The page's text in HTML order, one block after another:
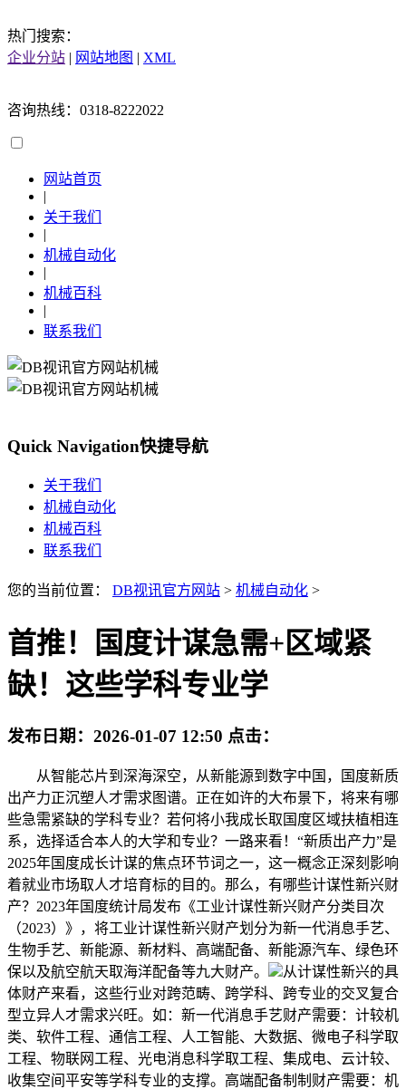
热门搜索：
企业分站 | 网站地图 | XML
咨询热线：0318-8222022
网站首页
|
关于我们
|
机械自动化
|
机械百科
|
联系我们
Quick Navigation快捷导航
关于我们
机械自动化
机械百科
联系我们
您的当前位置： DB视讯官方网站 > 机械自动化 >
首推！国度计谋急需+区域紧
缺！这些学科专业学
发布日期： 2026-01-07 12:50 点击：
从智能芯片到深海深空，从新能源到数字中国，国度新质
出产力正沉塑人才需求图谱。正在如许的大布景下，将来有哪
些急需紧缺的学科专业？若何将小我成长取国度区域扶植相连
系，选择适合本人的大学和专业？一路来看！“新质出产力”是
2025年国度成长计谋的焦点环节词之一，这一概念正深刻影响
着就业市场取人才培育标的目的。那么，有哪些计谋性新兴财
产？2023年国度统计局发布《工业计谋性新兴财产分类目次
（2023）》，将工业计谋性新兴财产划分为新一代消息手艺、
生物手艺、新能源、新材料、高端配备、新能源汽车、绿色环
保以及航空航天取海洋配备等九大财产。
从计谋性新兴的具
体财产来看，这些行业对跨范畴、跨学科、跨专业的交叉复合
型立异人才需求兴旺。如：新一代消息手艺财产需要：计较机
类、软件工程、通信工程、人工智能、大数据、微电子科学取
工程、物联网工程、光电消息科学取工程、集成电、云计较、
收集空间平安等学科专业的支撑。高端配备制制财产需要：机